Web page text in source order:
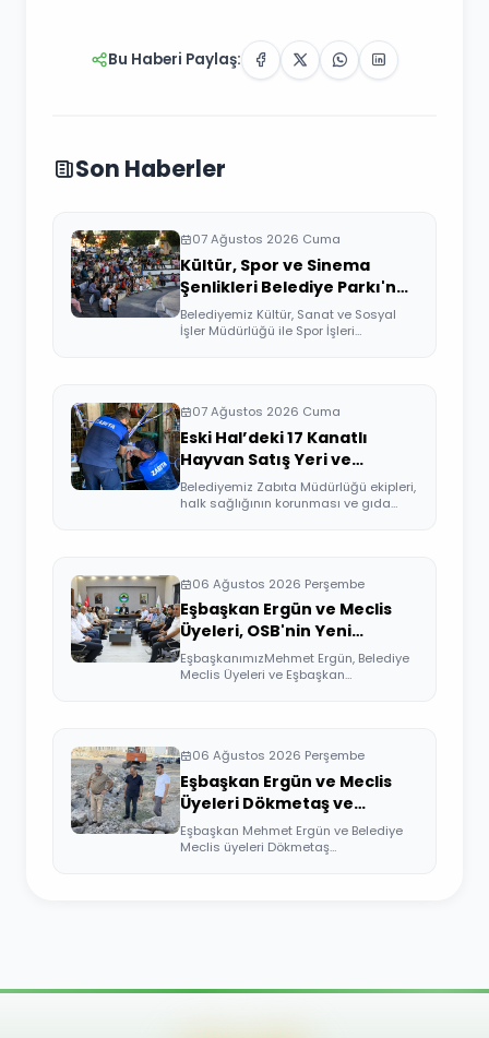
Bu Haberi Paylaş:
Son Haberler
07 Ağustos 2026 Cuma
Kültür, Spor ve Sinema
Şenlikleri Belediye Parkı'nda
Devam Etti
Belediyemiz Kültür, Sanat ve Sosyal
İşler Müdürlüğü ile Spor İşleri
07 Ağustos 2026 Cuma
Eski Hal’deki 17 Kanatlı
Hayvan Satış Yeri ve
Kesimhane Mühürlendi
Belediyemiz Zabıta Müdürlüğü ekipleri,
halk sağlığının korunması ve gıda
06 Ağustos 2026 Perşembe
Eşbaşkan Ergün ve Meclis
Üyeleri, OSB'nin Yeni
Yönetimini Ziyaret Etti
EşbaşkanımızMehmet Ergün, Belediye
Meclis Üyeleri ve Eşbaşkan
06 Ağustos 2026 Perşembe
Eşbaşkan Ergün ve Meclis
Üyeleri Dökmetaş ve
Üçkuyular Mahallelerini
Ziyaret Etti
Eşbaşkan Mehmet Ergün ve Belediye
Meclis üyeleri Dökmetaş